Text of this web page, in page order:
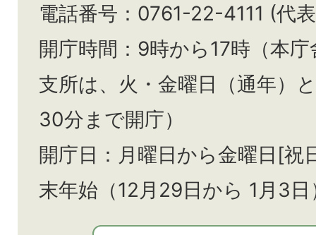
電話番号：0761-22-4111 (代
開庁時間：9時から17時（本
支所は、火・金曜日（通年）と
30分まで開庁）
開庁日：月曜日から金曜日[祝
末年始（12月29日から 1月3